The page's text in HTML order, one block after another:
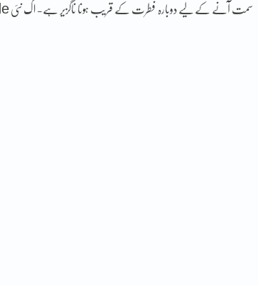
سمت آنے کے لیے دوبارہ فطرت کے قریب ہونا ناگزیر ہے- اک نئی Prelude لکھنا ضروری ہے- سو فطرت کی رفتار اپناؤ، اس کا راز صبر ہے-